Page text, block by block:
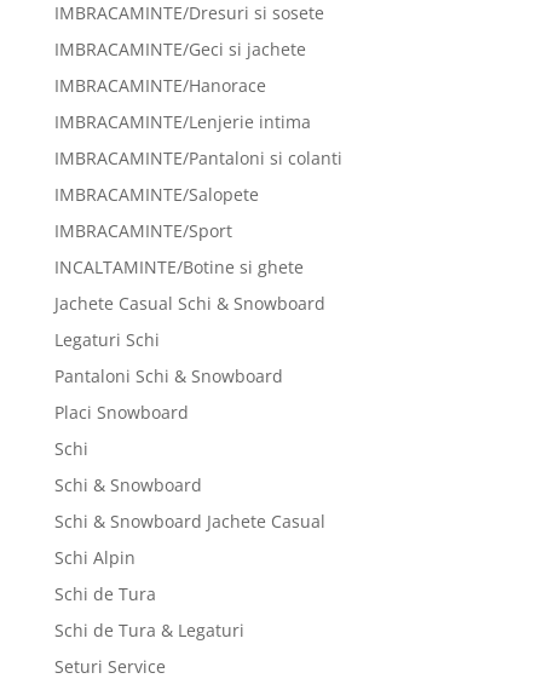
IMBRACAMINTE/Dresuri si sosete
IMBRACAMINTE/Geci si jachete
IMBRACAMINTE/Hanorace
IMBRACAMINTE/Lenjerie intima
IMBRACAMINTE/Pantaloni si colanti
IMBRACAMINTE/Salopete
IMBRACAMINTE/Sport
INCALTAMINTE/Botine si ghete
Jachete Casual Schi & Snowboard
Legaturi Schi
Pantaloni Schi & Snowboard
Placi Snowboard
Schi
Schi & Snowboard
Schi & Snowboard Jachete Casual
Schi Alpin
Schi de Tura
Schi de Tura & Legaturi
Seturi Service